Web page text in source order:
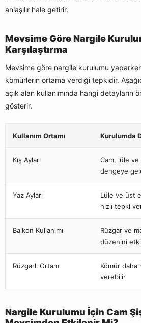
anlaşılır hale getirir.
Mevsime Göre Nargile
Karşılaştırma
Mevsime göre nargile kurulumu
kömürlerin ortama verdiği tepkidir.
açık alan kullanımında hangi detayların
gösterir.
Kullanım Ortamı Kurulumda
Kış Ayları
Cam, lüle
dengeye
Yaz Ayları
Lüle ve üst
hızlı tepki
Balkon Kullanımı
Rüzgar ve
düzenini
Rüzgarlı Ortam
Kömür daha
verebilir
Nargile Kurulumu İçin Cam